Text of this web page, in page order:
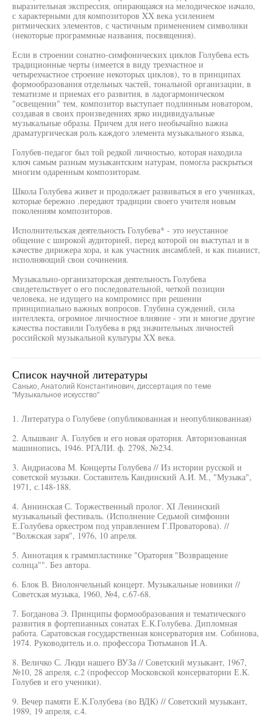
выразительная экспрессия, опирающаяся на мелодическое начало,
с характерными для композиторов XX века усилением
ритмических элементов, с частичным применением символики
(некоторые программные названия, посвящения).
Если в строении сонатно-симфонических циклов Голубева есть
традиционные черты (имеется в виду трехчастное и
четырехчастное строение некоторых циклов), то в принципах
формообразования отдельных частей, тональной организации, в
тематизме и приемах его развития, в ладогармоническом
"освещении" тем, композитор выступает подлинным новатором,
создавая в своих произведениях ярко индивидуальные
музыкальные образы. Причем для него необычайно важна
драматургическая роль каждого элемента музыкального языка,
Голубев-педагог был той редкой личностью, которая находила
ключ самым разным музыкантским натурам, помогла раскрыться
многим одаренным композиторам.
Школа Голубева живет и продолжает развиваться в его учениках,
которые бережно .передают традиции своего учителя новым
поколениям композиторов.
Исполнительская деятельность Голубева* - это неустанное
общение с широкой аудиторией, перед которой он выступал и в
качестве дирижера хора, и как участник ансамблей, и как пианист,
исполняющий свои сочинения.
Музыкально-организаторская деятельность Голубева
свидетельствует о его последовательной, четкой позиции
человека, не идущего на компромисс при решении
принципиально важных вопросов. Глубина суждений, сила
интеллекта, огромное личностное влияние - эти и многие другие
качества поставили Голубева в ряд значительных личностей
российской музыкальной культуры XX века.
Список научной литературы
Санько, Анатолий Константинович, диссертация по теме
"Музыкальное искусство"
1. Литература о Голубеве (опубликованная и неопубликованная)
2. Альшванг А. Голубев и его новая оратория. Авторизованная
машинопись, 1946. РГАЛИ. ф. 2798, №234.
3. Андриасова М. Концерты Голубева // Из истории русской и
советской музыки. Составитель Кандинский А.И. М., "Музыка",
1971, с.148-188.
4. Аннинская С. Торжественный пролог. XI Ленинский
музыкальный фестиваль. (Исполнение Седьмой симфонии
Е.Голубева оркестром под управлением Г.Проваторова). //
"Волжская заря", 1976, 10 апреля.
5. Аннотация к граммпластинке "Оратория "Возвращение
солнца"". Без автора.
6. Блок В. Виолончельный концерт. Музыкальные новинки //
Советская музыка, 1960, №4, с.67-68.
7. Богданова Э. Принципы формообразования и тематического
развития в фортепианных сонатах Е.К.Голубева. Дипломная
работа. Саратовская государственная консерватория им. Собинова,
1974. Руководитель и.о. профессора Тютьманов И.А.
8. Величко С. Люди нашего ВУЗа // Советский музыкант, 1967,
№10, 28 апреля, с.2 (профессор Московской консерватории Е.К.
Голубев и его ученики).
9. Вечер памяти Е.К.Голубева (во ВДК) // Советский музыкант,
1989, 19 апреля, с.4.